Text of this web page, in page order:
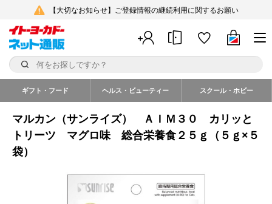
【大切なお知らせ】ご登録情報の継続利用に関するお願い
ギフト・フード ヘルス・ビューティー スクール・ホビー
マルカン（サンライズ） ＡＩＭ３０ カリッと
トリーツ マグロ味 総合栄養食２５ｇ（５ｇ×５
袋）